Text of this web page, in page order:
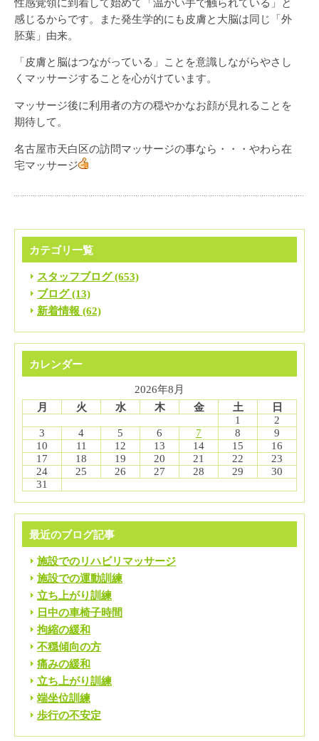
性感覚領に到着して始めて「温かい手で触られている」と
感じるからです。また発生学的にも皮膚と大脳は同じ「外
胚葉」由来。
「皮膚と脳はつながっている」ことを意識しながらやさし
くマッサージすることを心がけています。
マッサージ後に利用者の方の穏やかなお顔が見れることを
期待して。
名古屋市天白区の訪問マッサージの事なら・・・やわら在
宅マッサージ
カテゴリ一覧
スタッフブログ (653)
ブログ (13)
新着情報 (62)
カレンダー
2026年8月
月
火 水 木 金 土
日
1
2
3
4 5 6 7 8
9
10
11 12 13 14 15
16
17
18 19 20 21 22
23
24
25 26 27 28 29
30
31
最近のブログ記事
施設でのリハビリマッサージ
施設での運動訓練
立ち上がり訓練
日中の車椅子時間
拘縮の緩和
不穏傾向の方
痛みの緩和
立ち上がり訓練
端坐位訓練
歩行の不安定